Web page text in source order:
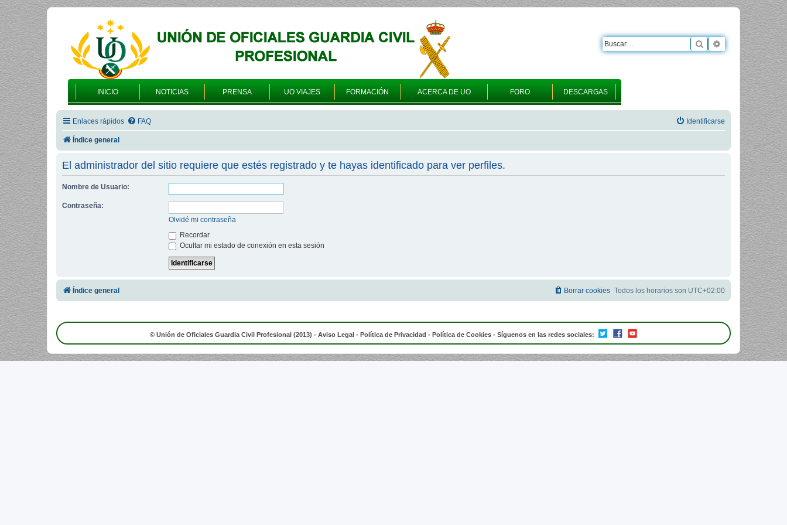
INICIO NOTICIAS PRENSA UO VIAJES FORMACIÓN ACERCA DE UO FORO DESCARGAS
Buscar Búsqueda
Enlaces rápidos FAQ Identificarse
Índice general
El administrador del sitio requiere que estés registrado y te hayas identificado para ver perfiles.
Nombre de Usuario:
Contraseña:
Olvidé mi contraseña
Recordar
Ocultar mi estado de conexión en esta sesión
Índice general Todos los horarios son UTC+02:00
Borrar cookies
© Unión de Oficiales Guardia Civil Profesional (2013) - Aviso Legal - Política de Privacidad - Política de Cookies - Síguenos en las redes sociales: